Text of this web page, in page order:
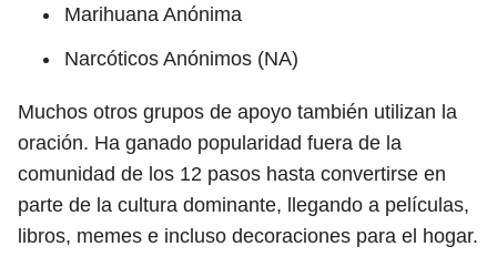
Marihuana Anónima
Narcóticos Anónimos (NA)
Muchos otros grupos de apoyo también utilizan la
oración. Ha ganado popularidad fuera de la
comunidad de los 12 pasos hasta convertirse en
parte de la cultura dominante, llegando a películas,
libros, memes e incluso decoraciones para el hogar.